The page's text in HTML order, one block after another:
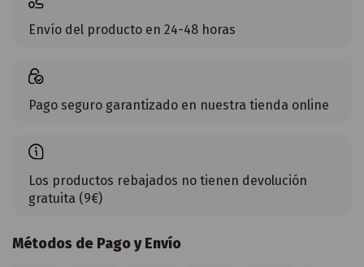
Envío del producto en 24-48 horas
Pago seguro garantizado en nuestra tienda online
Los productos rebajados no tienen devolución
gratuita (9€)
Métodos de Pago y Envío